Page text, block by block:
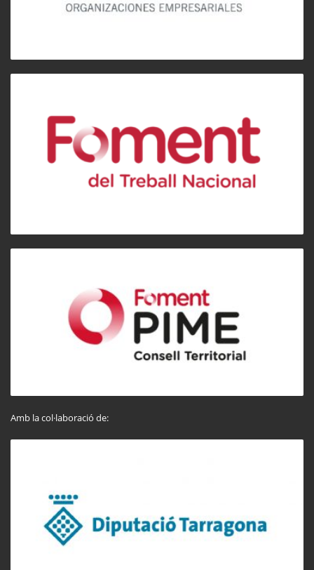
Amb la col·laboració de: